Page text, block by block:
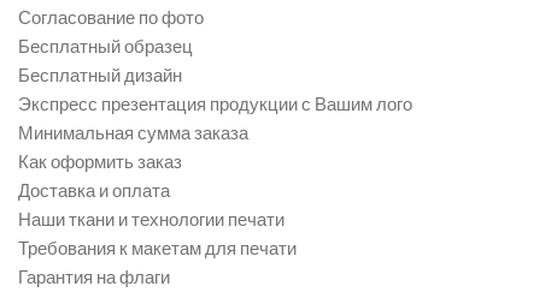
Согласование по фото
Бесплатный образец
Бесплатный дизайн
Экспресс презентация продукции с Вашим лого
Минимальная сумма заказа
Как оформить заказ
Доставка и оплата
Наши ткани и технологии печати
Требования к макетам для печати
Гарантия на флаги